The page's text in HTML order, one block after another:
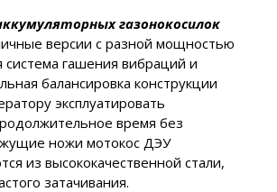
газонокосилок
версии с разной мощностью
система гашения вибраций и
балансировка конструкции
эксплуатировать
время без
ножи мотокос ДЭУ
из высококачественной стали,
затачивания.